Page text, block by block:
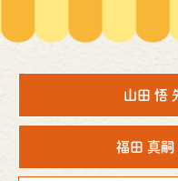
山田 悟
福田 真嗣